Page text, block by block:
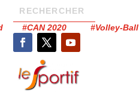
#CAN 2020 #Volley-Ball